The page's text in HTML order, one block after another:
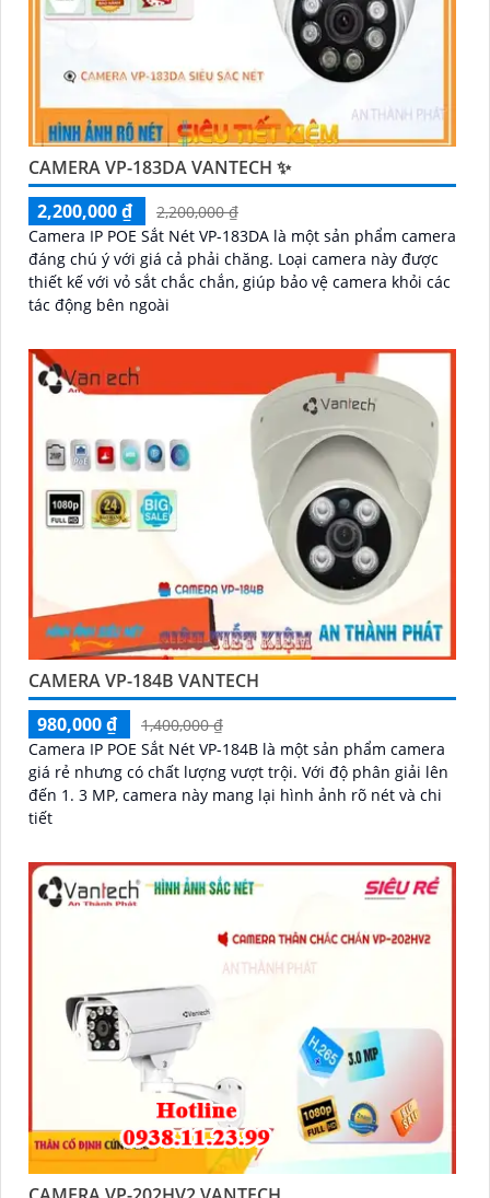
CAMERA VP-183DA VANTECH ✨
2,200,000 ₫
2,200,000 ₫
Camera IP POE Sắt Nét VP-183DA là một sản phẩm camera
đáng chú ý với giá cả phải chăng. Loại camera này được
thiết kế với vỏ sắt chắc chắn, giúp bảo vệ camera khỏi các
tác động bên ngoài
CAMERA VP-184B VANTECH
980,000 ₫
1,400,000 ₫
Camera IP POE Sắt Nét VP-184B là một sản phẩm camera
giá rẻ nhưng có chất lượng vượt trội. Với độ phân giải lên
đến 1. 3 MP, camera này mang lại hình ảnh rõ nét và chi
tiết